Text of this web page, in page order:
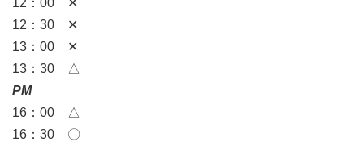
12：30 ✕
13：00 ✕
13：30 △
PM
16：00 △
16：30 〇